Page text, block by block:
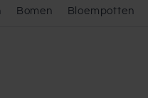
Bomen Bloempotten